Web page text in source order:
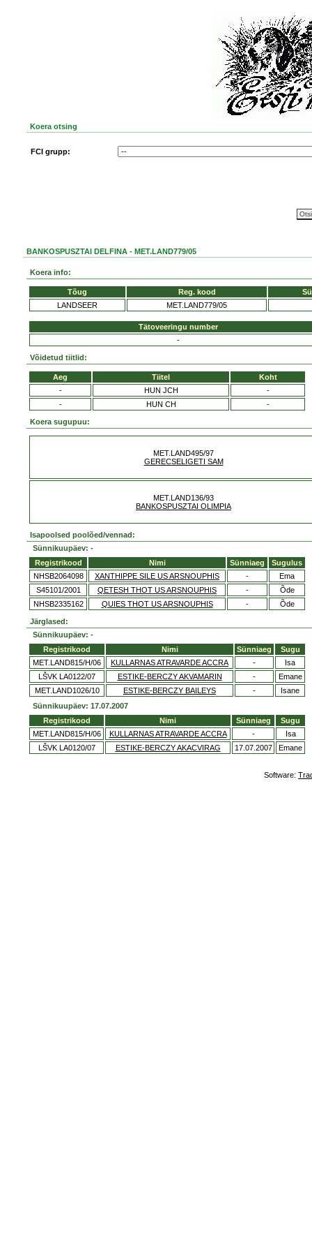
Koera otsing
FCI grupp:
BANKOSPUSZTAI DELFINA - MET.LAND779/05
Koera info:
Tõug Reg. kood
LANDSEER
MET.LAND779/05
Tätoveeringu number
-
Võidetud tiitlid:
Aeg Tiitel
Koht
-
HUN JCH
-
-
HUN CH -
Koera sugupuu:
MET.LAND495/97
GERECSELIGETI SAM
MET.LAND136/93
BANKOSPUSZTAI OLIMPIA
Isapoolsed poolõed/vennad:
Sünnikuupäev: -
Registrikood
Nimi Sünniaeg
Sugulus
NHSB2064098
XANTHIPPE SILE US ARSNOUPHIS -
Ema
S45101/2001
QETESH THOT US ARSNOUPHIS -
Õde
NHSB2335162
QUIES THOT US ARSNOUPHIS - Õde
Järglased:
Sünnikuupäev: -
Registrikood
Nimi Sünniaeg
Sugu
MET.LAND815/H/06
KULLARNAS ATRAVARDE ACCRA -
Isa
LŠVK LA0122/07
ESTIKE-BERCZY AKVAMARIN -
Emane
MET.LAND1026/10
ESTIKE-BERCZY BAILEYS -
Isane
Sünnikuupäev: 17.07.2007
Registrikood
Nimi Sünniaeg
Sugu
MET.LAND815/H/06
KULLARNAS ATRAVARDE ACCRA -
Isa
LŠVK LA0120/07
ESTIKE-BERCZY AKACVIRAG 17.07.2007 Emane
Software: